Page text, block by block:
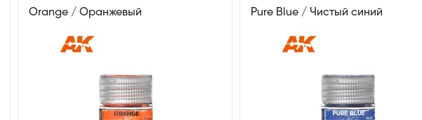
Orange / Оранжевый Pure Blue / Чистый синий